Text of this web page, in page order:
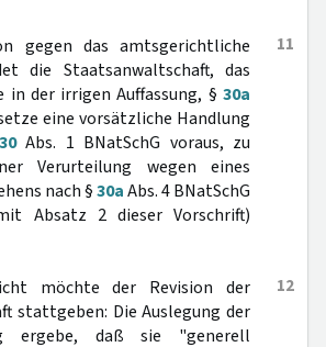
11
gegen das amtsgerichtliche
die Staatsanwaltschaft, das
der irrigen Auffassung, § 30a
eine vorsätzliche Handlung
30Abs. 1 BNatSchG voraus, zu
Verurteilung wegen eines
nach §30aAbs. 4 BNatSchG
Absatz 2 dieser Vorschrift)
12
möchte der Revision der
stattgeben: Die Auslegung der
ergebe, daß sie "generell